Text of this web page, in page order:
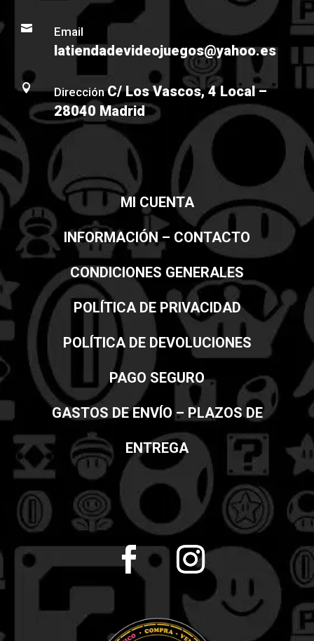
 Email
latiendadevideojuegos@yahoo.es
 DirecciónC/ Los Vascos, 4 Local –
28040 Madrid
MI CUENTA
INFORMACIÓN – CONTACTO
CONDICIONES GENERALES
POLÍTICA DE PRIVACIDAD
POLÍTICA DE DEVOLUCIONES
PAGO SEGURO
GASTOS DE ENVÍO – PLAZOS DE
ENTREGA